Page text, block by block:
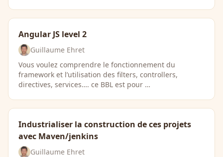
Angular JS level 2
Guillaume Ehret
Vous voulez comprendre le fonctionnement du
framework et l’utilisation des filters, controllers,
directives, services…. ce BBL est pour …
Industrialiser la construction de ces projets
avec Maven/jenkins
Guillaume Ehret